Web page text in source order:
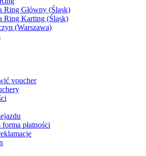
Ring Główny (Śląsk)
Ring Karting (Śląsk)
(Warszawa)
voucher
płatności